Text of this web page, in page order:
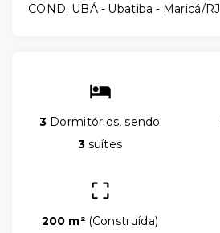
COND. UBÁ - Ubatiba - Maricá/RJ
3 Dormitórios, sendo
3suítes
200 m² (Construída)